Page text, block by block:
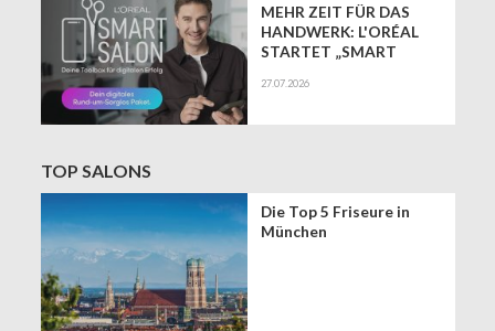
MEHR ZEIT FÜR DAS
HANDWERK: L'ORÉAL
STARTET „SMART
EXKLUSIVEN BUSINESS-
27.07.2026
TOP SALONS
Die Top 5 Friseure in
München